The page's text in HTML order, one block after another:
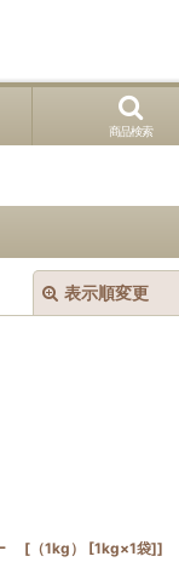
商品検索
表示順変更
[（1kg） [1kg×1袋]]